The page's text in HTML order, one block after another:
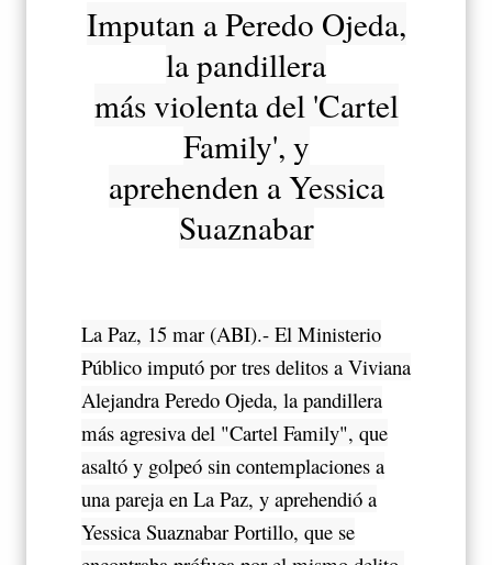
Imputan a Peredo Ojeda,
la pandillera
más violenta del 'Cartel
Family', y
aprehenden a Yessica
Suaznabar
La Paz, 15 mar (ABI).- El Ministerio
Público imputó por tres delitos a Viviana
Alejandra Peredo Ojeda, la pandillera
más agresiva del "Cartel Family", que
asaltó y golpeó sin contemplaciones a
una pareja en La Paz, y aprehendió a
Yessica Suaznabar Portillo, que se